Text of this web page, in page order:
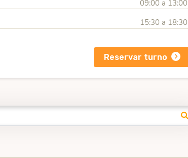
09:00 a 13:00
15:30 a 18:30
Reservar turno